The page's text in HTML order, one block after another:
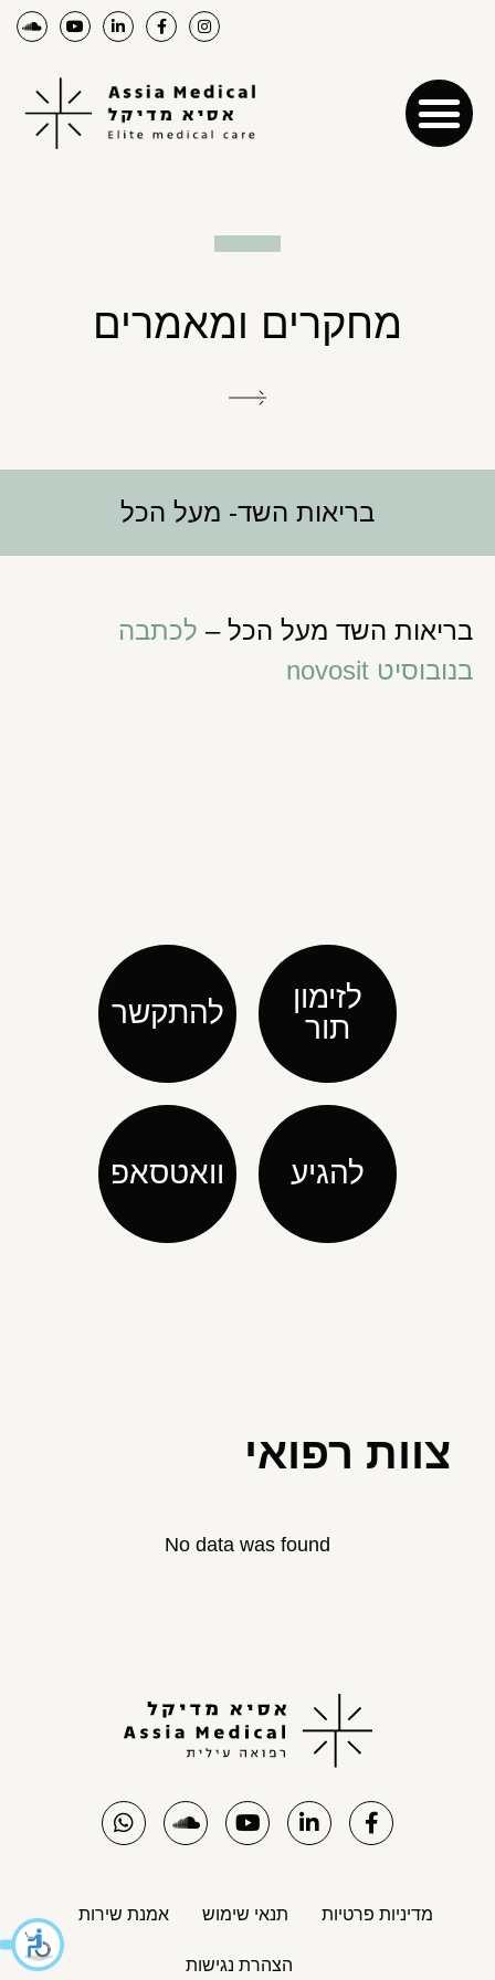
מחקרים ומאמרים
בריאות השד- מעל הכל
בריאות השד מעל הכל – לכתבה
בנובוסיט novosit
לזימון
תור
להתקשר
להגיע וואטסאפ
צוות רפואי
No data was found
מדיניות פרטיות תנאי שימוש אמנת שירות
הצהרת נגישות